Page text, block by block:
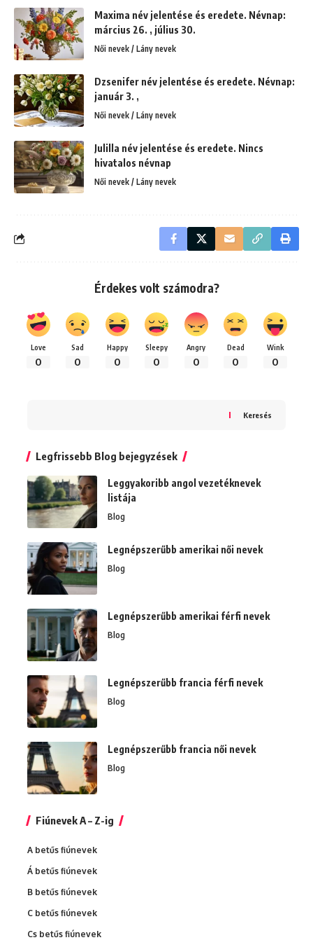
Maxima név jelentése és eredete. Névnap:
március 26. , július 30.
Női nevek / Lány nevek
Dzsenifer név jelentése és eredete. Névnap:
január 3. ,
Női nevek / Lány nevek
Julilla név jelentése és eredete. Nincs
hivatalos névnap
Női nevek / Lány nevek
Érdekes volt számodra?
Love
0
Sad
0
Happy
0
Sleepy
0
Angry
0
Dead
0
Wink
0
Keresés
Legfrissebb Blog bejegyzések
Leggyakoribb angol vezetéknevek
listája
Blog
Legnépszerűbb amerikai női nevek
Blog
Legnépszerűbb amerikai férfi nevek
Blog
Legnépszerűbb francia férfi nevek
Blog
Legnépszerűbb francia női nevek
Blog
Fiúnevek A – Z-ig
A betűs fiúnevek
Á betűs fiúnevek
B betűs fiúnevek
C betűs fiúnevek
Cs betűs fiúnevek